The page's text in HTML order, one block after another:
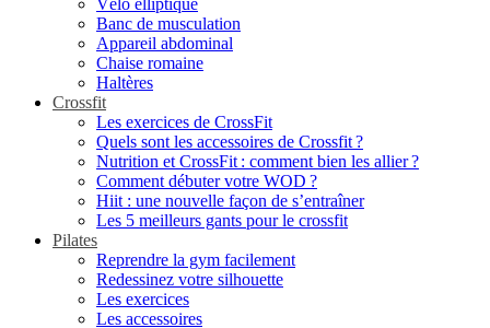
Vélo elliptique
Banc de musculation
Appareil abdominal
Chaise romaine
Haltères
Crossfit
Les exercices de CrossFit
Quels sont les accessoires de Crossfit ?
Nutrition et CrossFit : comment bien les allier ?
Comment débuter votre WOD ?
Hiit : une nouvelle façon de s’entraîner
Les 5 meilleurs gants pour le crossfit
Pilates
Reprendre la gym facilement
Redessinez votre silhouette
Les exercices
Les accessoires